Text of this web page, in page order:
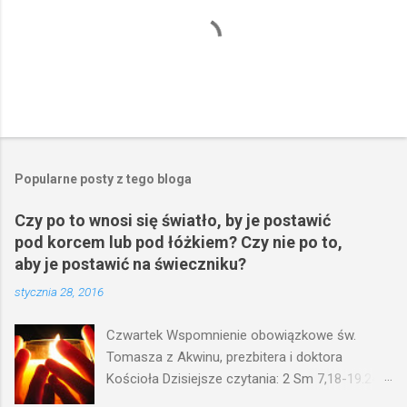
Popularne posty z tego bloga
Czy po to wnosi się światło, by je postawić
pod korcem lub pod łóżkiem? Czy nie po to,
aby je postawić na świeczniku?
stycznia 28, 2016
Czwartek Wspomnienie obowiązkowe św.
Tomasza z Akwinu, prezbitera i doktora
Kościoła Dzisiejsze czytania: 2 Sm 7,18-19.24-